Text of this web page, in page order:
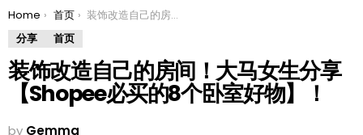
You are here:
Home 首页
装饰改造自己的房间！大马女生分享【Shopee必买的8个卧室好物】！
分享
首页
装饰改造自己的房间！大马女生分享
【Shopee必买的8个卧室好物】！
by Gemma